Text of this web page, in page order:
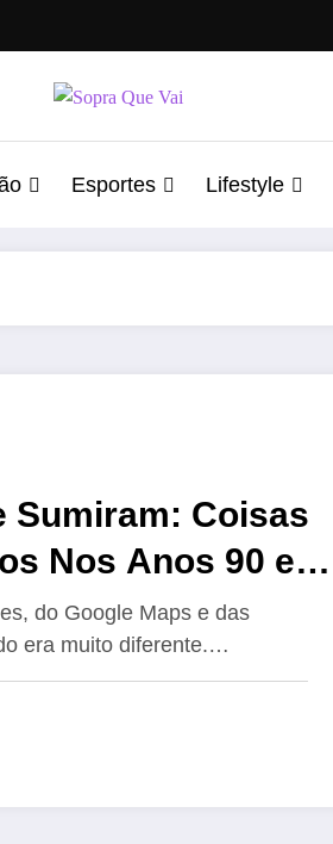
Esportes Lifestyle
Sumiram: Coisas
Nos Anos 90 e
Mais Faz Hoje
do Google Maps e das
era muito diferente.…